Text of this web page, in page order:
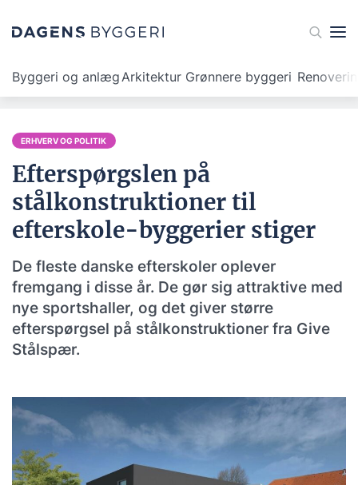
Byggeri og anlægArkitektur Grønnere byggeri
ERHVERV OG POLITIK
Efterspørgslen på
stålkonstruktioner til
efterskole-byggerier stiger
De fleste danske efterskoler oplever
fremgang i disse år. De gør sig attraktive med
nye sportshaller, og det giver større
efterspørgsel på stålkonstruktioner fra Give
Stålspær.